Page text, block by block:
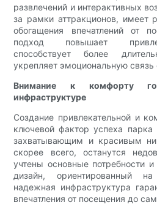
развлечений и интерактивных
за рамки аттракционов, имеет
обогащения впечатлений от
подход повышает
способствует более
укрепляет эмоциональную связь
Внимание к комфорту
инфраструктуре
Создание привлекательной и
ключевой фактор успеха
захватывающим и красивым
скорее всего, останутся
учтены основные потребности
дизайн, ориентированный
надежная инфраструктура
впечатления от посещения до